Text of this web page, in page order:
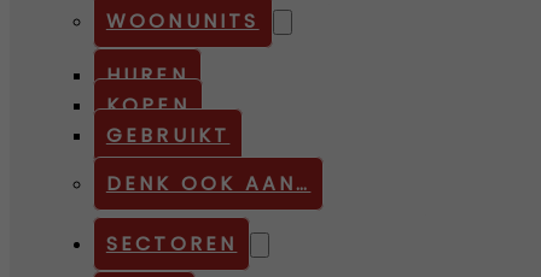
WOONUNITS
HUREN
KOPEN
GEBRUIKT
DENK OOK AAN…
SECTOREN